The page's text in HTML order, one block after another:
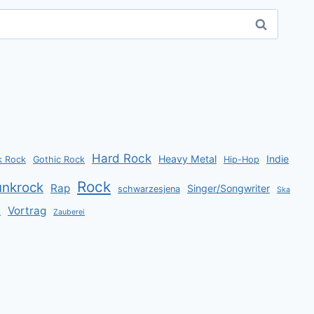
Rock Gothic Rock Hard Rock Heavy Metal Hip-Hop Indie
Rap Rock schwarzesjena Singer/Songwriter Ska
Vortrag Zauberei